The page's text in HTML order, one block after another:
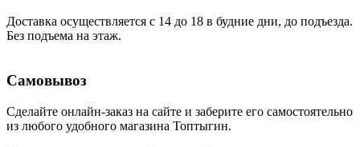
Доставка осуществляется с 14 до 18 в будние дни, до подъезда.
Без подъема на этаж.
Самовывоз
Сделайте онлайн-заказ на сайте и заберите его самостоятельно
из любого удобного магазина Топтыгин.